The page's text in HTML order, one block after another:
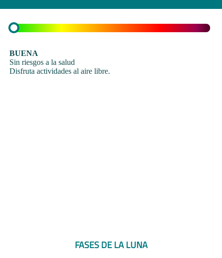
BUENA
Sin riesgos a la salud
Disfruta actividades al aire libre.
FASES DE LA LUNA